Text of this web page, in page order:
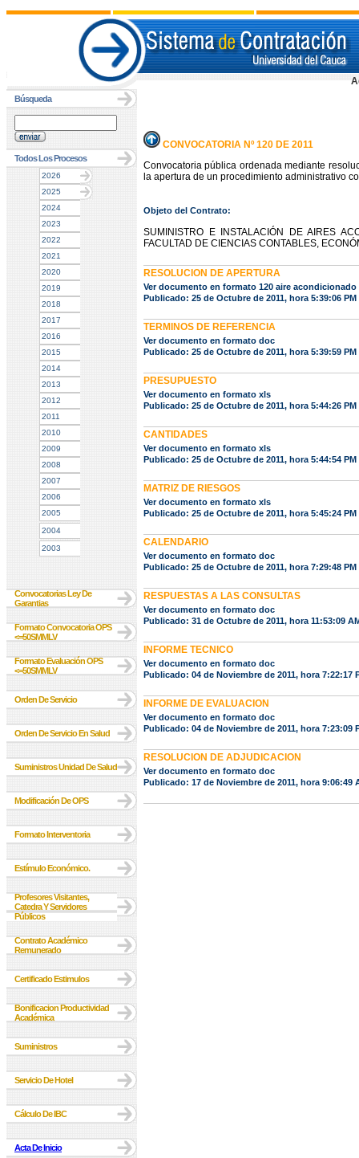
Búsqueda
Todos Los Procesos
2026
2025
2024
2023
2022
2021
2020
2019
2018
2017
2016
2015
2014
2013
2012
2011
2010
2009
2008
2007
2006
2005
2004
2003
Convocatorias Ley De
Garantias
Formato Convocatoria OPS
<=50SMMLV
Formato Evaluación OPS
<=50SMMLV
Orden De Servicio
Orden De Servicio En Salud
Suministros Unidad De Salud
Modificación De OPS
Formato Interventoria
Estímulo Económico.
Profesores Visitantes,
Catedra Y Servidores
Públicos
Contrato Académico
Remunerado
Certificado Estimulos
Bonificacion Productividad
Académica
Suministros
Servicio De Hotel
Cálculo De IBC
Acta De Inicio
CONVOCATORIA Nº 120 DE 2011
Convocatoria pública ordenada mediante
la apertura de un procedimiento administrativo
Objeto del Contrato:
SUMINISTRO E INSTALACIÓN DE AIRES
FACULTAD DE CIENCIAS CONTABLES,
RESOLUCION DE APERTURA
Ver documento en formato 120 aire acondicionado
Publicado: 25 de Octubre de 2011, hora 5:39:06 PM
TERMINOS DE REFERENCIA
Ver documento en formato doc
Publicado: 25 de Octubre de 2011, hora 5:39:59 PM
PRESUPUESTO
Ver documento en formato xls
Publicado: 25 de Octubre de 2011, hora 5:44:26 PM
CANTIDADES
Ver documento en formato xls
Publicado: 25 de Octubre de 2011, hora 5:44:54 PM
MATRIZ DE RIESGOS
Ver documento en formato xls
Publicado: 25 de Octubre de 2011, hora 5:45:24 PM
CALENDARIO
Ver documento en formato doc
Publicado: 25 de Octubre de 2011, hora 7:29:48 PM
RESPUESTAS A LAS CONSULTAS
Ver documento en formato doc
Publicado: 31 de Octubre de 2011, hora 11:53:09
INFORME TECNICO
Ver documento en formato doc
Publicado: 04 de Noviembre de 2011, hora 7:22:17
INFORME DE EVALUACION
Ver documento en formato doc
Publicado: 04 de Noviembre de 2011, hora 7:23:09
RESOLUCION DE ADJUDICACION
Ver documento en formato doc
Publicado: 17 de Noviembre de 2011, hora 9:06:49